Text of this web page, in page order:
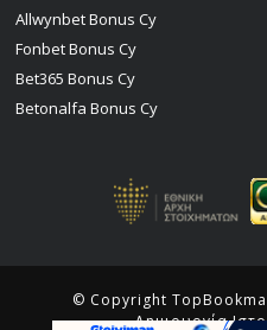
Allwynbet Bonus Cy
Fonbet Bonus Cy
Bet365 Bonus Cy
Betonalfa Bonus Cy
© Copyright
Δημιουργία